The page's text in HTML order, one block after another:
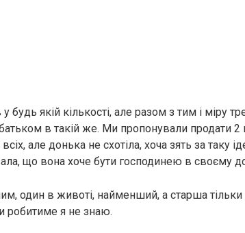
будь якій кількості, але разом з тим і міру
в такій же. Ми пропонували продати 2
але донька не схотіла, хоча зять за таку
що вона хоче бути господинею в своєму
один в животі, найменший, а старша тільки
робитиме я не знаю.